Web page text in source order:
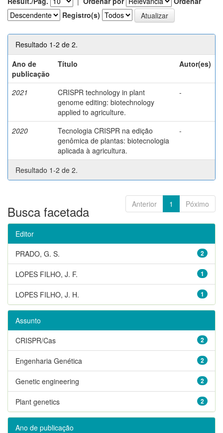
Registro(s)
Resultado 1-2 de 2.
Ano de
publicação
Título Autor(es)
2021
CRISPR technology in plant
genome editing: biotechnology
applied to agriculture.
-
2020
Tecnologia CRISPR na edição
genômica de plantas: biotecnologia
aplicada à agricultura.
-
Resultado 1-2 de 2.
Anterior 1 Póximo
Busca facetada
Editor
2
PRADO, G. S.
1
LOPES FILHO, J. F.
1
LOPES FILHO, J. H.
Assunto
2
CRISPR/Cas
2
Engenharia Genética
2
Genetic engineering
2
Plant genetics
Ano de publicação